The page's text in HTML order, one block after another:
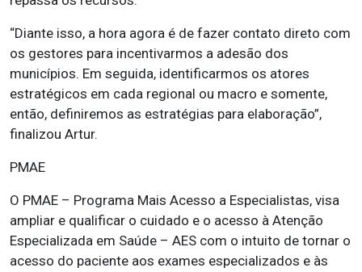
“Diante isso, a hora agora é de fazer contato direto com
os gestores para incentivarmos a adesão dos
municípios. Em seguida, identificarmos os atores
estratégicos em cada regional ou macro e somente,
então, definiremos as estratégias para elaboração”,
finalizou Artur.
PMAE
O PMAE – Programa Mais Acesso a Especialistas, visa
ampliar e qualificar o cuidado e o acesso à Atenção
Especializada em Saúde – AES com o intuito de tornar o
acesso do paciente aos exames especializados e às